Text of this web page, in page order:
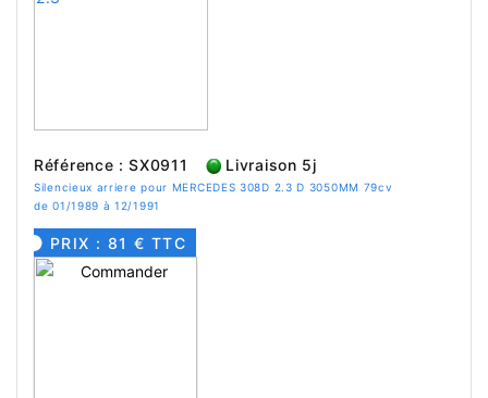
Référence : SX0911 Livraison 5j
Silencieux arriere pour MERCEDES 308D 2.3 D 3050MM 79cv
de 01/1989 à 12/1991
PRIX : 81 € TTC